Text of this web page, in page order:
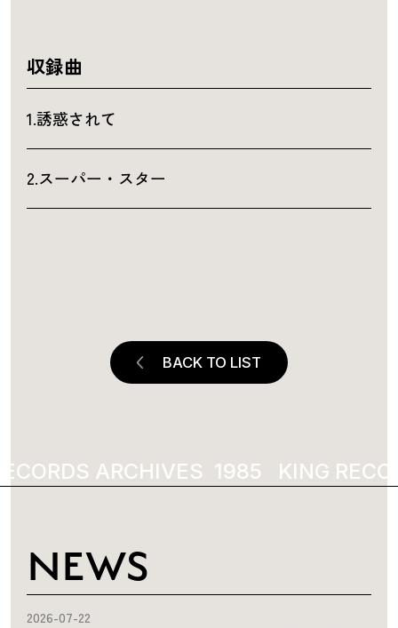
収録曲
1.誘惑されて
2.スーパー・スター
BACK TO LIST
ARCHIVES 1985 KING
NEWS
2026-07-22